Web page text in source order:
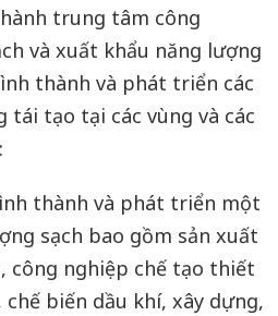
trung tâm công
và xuất khẩu năng lượng
thành và phát triển các
tạo tại các vùng và các
thành và phát triển một
sạch bao gồm sản xuất
công nghiệp chế tạo thiết
biến dầu khí, xây dựng,